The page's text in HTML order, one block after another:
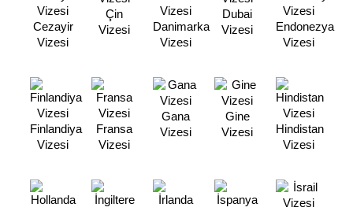
Cezayir
Vizesi
Çin
Vizesi
Danimarka
Vizesi
Dubai
Vizesi
Endonezya
Vizesi
Finlandiya
Vizesi
Fransa
Vizesi
Gana
Vizesi
Gine
Vizesi
Hindistan
Vizesi